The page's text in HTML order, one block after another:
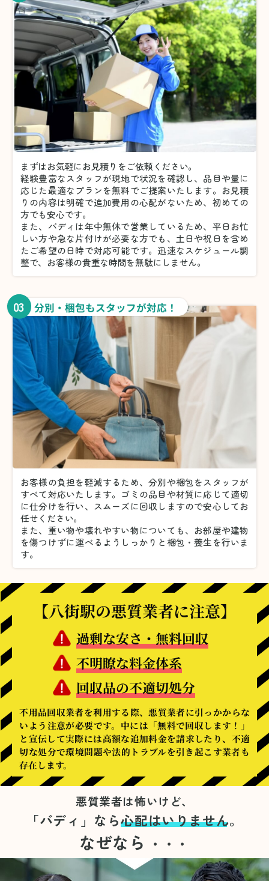
まずはお気軽にお見積りをご依頼ください。
経験豊富なスタッフが現地で状況を確認し、品目や量に
応じた最適なプランを無料でご提案いたします。お見積
りの内容は明確で追加費用の心配がないため、初めての
方でも安心です。
また、バディは年中無休で営業しているため、平日お忙
しい方や急な片付けが必要な方でも、土日や祝日を含め
たご希望の日時で対応可能です。迅速なスケジュール調
整で、お客様の貴重な時間を無駄にしません。
03 分別・梱包もスタッフが対応！
お客様の負担を軽減するため、分別や梱包をスタッフが
すべて対応いたします。 ゴミの品目や材質に応じて適切
に仕分けを行い、スムーズに回収しますので安心してお
任せください。
また、重い物や壊れやすい物についても、お部屋や建物
を傷つけずに運べるようしっかりと梱包・養生を行いま
す。
【八街駅の悪質業者に注意】
過剰な安さ・無料回収
不明瞭な料金体系
回収品の不適切処分
不用品回収業者を利用する際、悪質業者に引っかからな
いよう注意が必要です。中には「無料で回収します！」
と宣伝して実際には高額な追加料金を請求したり、不適
切な処分で環境問題や法的トラブルを引き起こす業者も
存在します。
悪質業者は怖いけど、
「バディ」なら心配はいりません。
なぜなら ・・・